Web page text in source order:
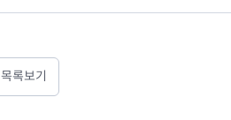
목록보기